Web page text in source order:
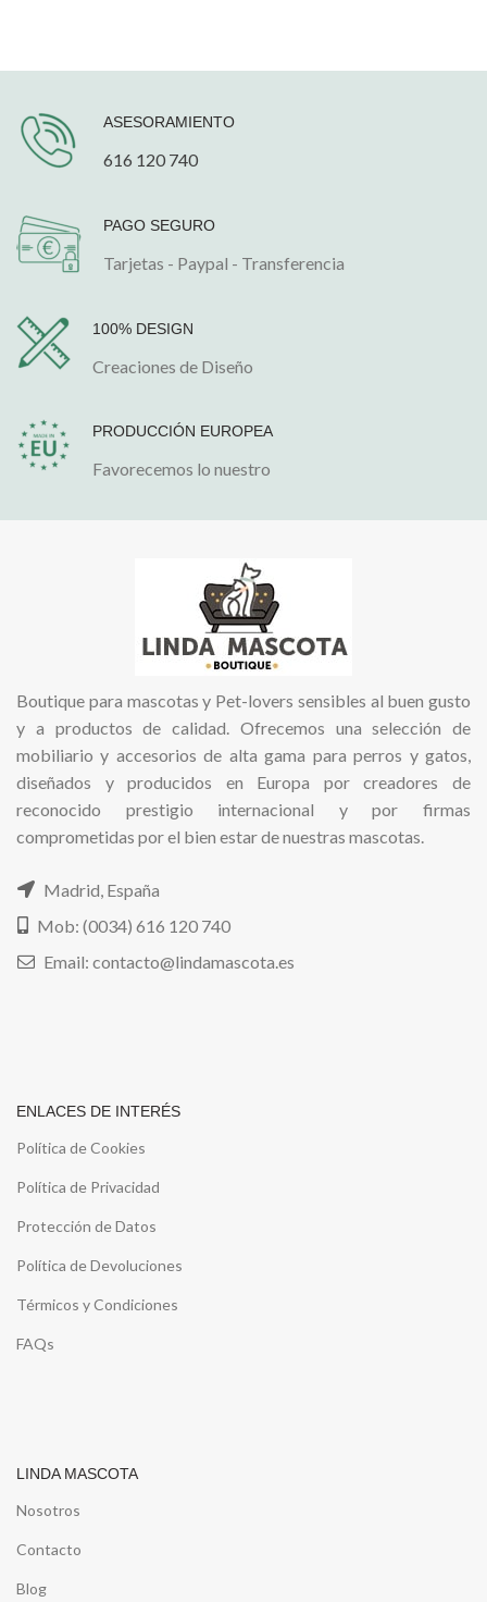
ASESORAMIENTO
616 120 740
PAGO SEGURO
Tarjetas - Paypal - Transferencia
100% DESIGN
Creaciones de Diseño
PRODUCCIÓN EUROPEA
Favorecemos lo nuestro
Boutique para mascotas y Pet-lovers sensibles al buen gusto
y a productos de calidad. Ofrecemos una selección de
mobiliario y accesorios de alta gama para perros y gatos,
diseñados y producidos en Europa por creadores de
reconocido prestigio internacional y por firmas
comprometidas por el bien estar de nuestras mascotas.
Madrid, España
Mob: (0034) 616 120 740
Email: contacto@lindamascota.es
ENLACES DE INTERÉS
Política de Cookies
Política de Privacidad
Protección de Datos
Política de Devoluciones
Térmicos y Condiciones
FAQs
LINDA MASCOTA
Nosotros
Contacto
Blog